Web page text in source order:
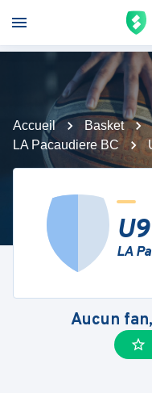
Accueil Basket
LA Pacaudiere BC
LA
Aucun